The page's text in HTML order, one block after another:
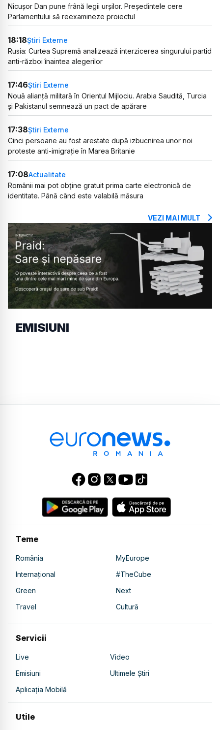
Nicușor Dan pune frână legii urșilor. Președintele cere
Parlamentului să reexamineze proiectul
18:18Știri Externe
Rusia: Curtea Supremă analizează interzicerea singurului partid
anti-război înaintea alegerilor
17:46Știri Externe
Nouă alianță militară în Orientul Mijlociu. Arabia Saudită, Turcia
și Pakistanul semnează un pact de apărare
17:38Știri Externe
Cinci persoane au fost arestate după izbucnirea unor noi
proteste anti-imigrație în Marea Britanie
17:08Actualitate
Românii mai pot obține gratuit prima carte electronică de
identitate. Până când este valabilă măsura
VEZI MAI MULT
EMISIUNI
Teme
România
MyEurope
Internațional
#TheCube
Green
Next
Travel
Cultură
Servicii
Live
Video
Emisiuni
Ultimele Știri
Aplicația Mobilă
Utile